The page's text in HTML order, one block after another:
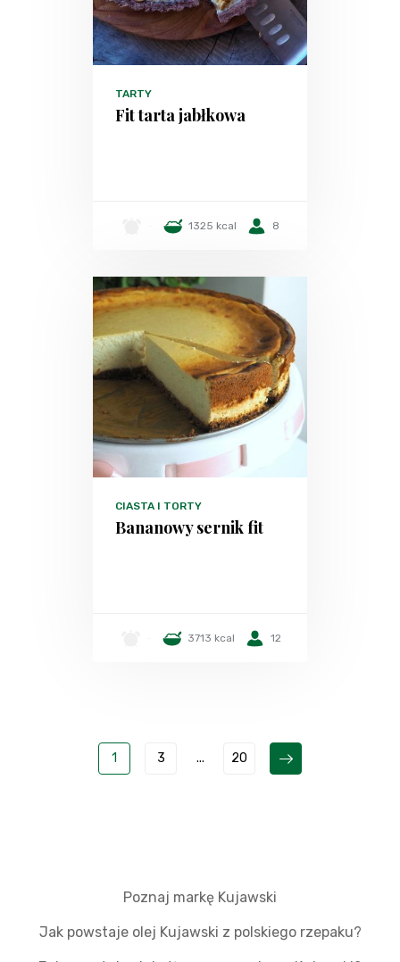
TARTY
Fit tarta jabłkowa
1325 kcal 8
CIASTA I TORTY
Bananowy sernik fit
3713 kcal 12
1 3 ... 20
Poznaj markę Kujawski
Jak powstaje olej Kujawski z polskiego rzepaku?